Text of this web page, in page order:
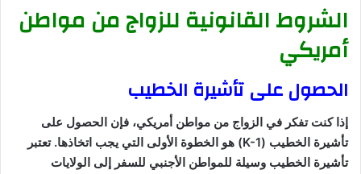
الشروط القانونية للزواج من مواطن
أمريكي
الحصول على تأشيرة الخطيب
إذا كنت تفكر في الزواج من مواطن أمريكي، فإن الحصول على
تأشيرة الخطيب (K-1) هو الخطوة الأولى التي يجب اتخاذها. تعتبر
تأشيرة الخطيب وسيلة للمواطن الأجنبي للسفر إلى الولايات